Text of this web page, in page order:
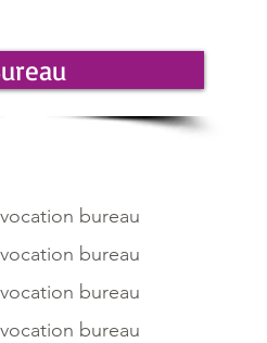
bureau
bureau
bureau
bureau